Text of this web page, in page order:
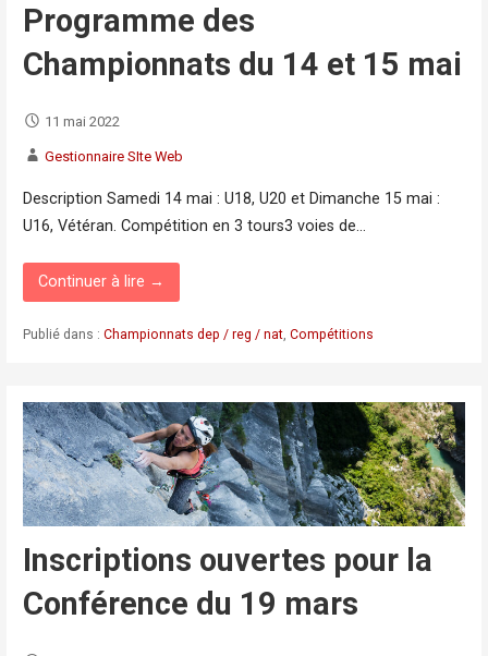
Programme des
Championnats du 14 et 15 mai
11 mai 2022
Gestionnaire SIte Web
Description Samedi 14 mai : U18, U20 et Dimanche 15 mai :
U16, Vétéran. Compétition en 3 tours3 voies de…
Continuer à lire →
Publié dans : Championnats dep / reg / nat, Compétitions
Inscriptions ouvertes pour la
Conférence du 19 mars